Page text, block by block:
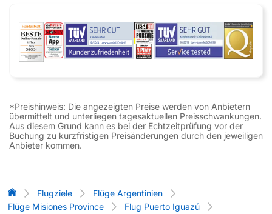
*Preishinweis: Die angezeigten Preise werden von Anbietern
übermittelt und unterliegen tagesaktuellen Preisschwankungen.
Aus diesem Grund kann es bei der Echtzeitprüfung vor der
Buchung zu kurzfristigen Preisänderungen durch den jeweiligen
Anbieter kommen.
Flug-Vergleich
Flugziele
Flüge Argentinien
Flüge Misiones Province
Flug Puerto Iguazú